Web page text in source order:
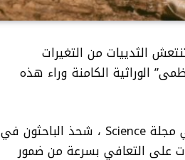
الثدييات من التغيرات
الوراثية الكامنة وراء هذه
بالنسبة لهذه الدراسات ، التي نشرت يوم الخميس ، 31 يوليو ، في مجلة Science ، شحذ الباحثون في
على التعافي بسرعة من ضمور